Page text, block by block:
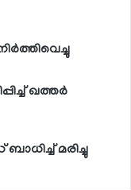
ഖത്തര്‍
മരിച്ചു